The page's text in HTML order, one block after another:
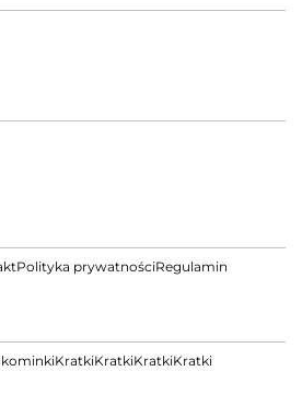
Polityka prywatnościRegulamin
KratkiKratkiKratkiKratki